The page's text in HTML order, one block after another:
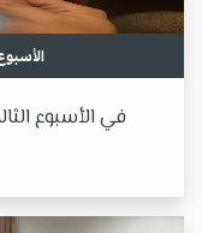
في الأسبوع